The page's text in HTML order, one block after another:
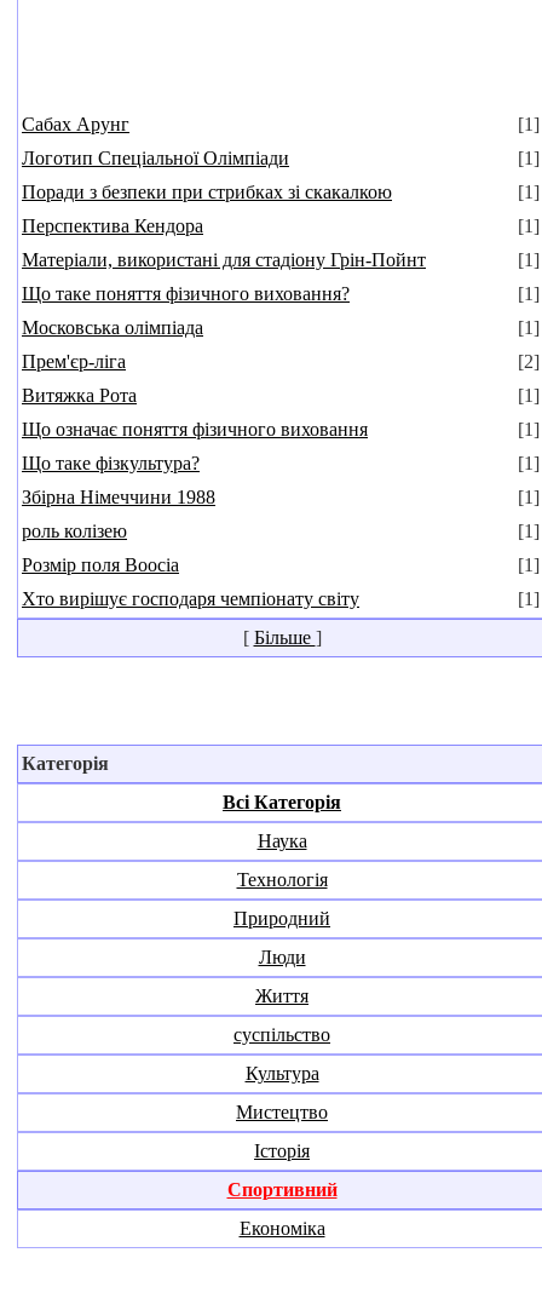
Сабах Арунг
[1]
Логотип Спеціальної Олімпіади
[1]
Поради з безпеки при стрибках зі скакалкою
[1]
Перспектива Кендора
[1]
Матеріали, використані для стадіону Грін-Пойнт
[1]
Що таке поняття фізичного виховання?
[1]
Московська олімпіада
[1]
Прем'єр-ліга
[2]
Витяжка Рота
[1]
Що означає поняття фізичного виховання
[1]
Що таке фізкультура?
[1]
Збірна Німеччини 1988
[1]
роль колізею
[1]
Розмір поля Boocia
[1]
Хто вирішує господаря чемпіонату світу
[1]
[ Більше ]
Категорія
Всі Категорія
Наука
Технологія
Природний
Люди
Життя
суспільство
Культура
Мистецтво
Історія
Спортивний
Економіка